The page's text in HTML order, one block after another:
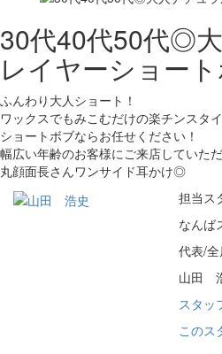
30代40代50代◎
レイヤーショー
ふんわり大人ショート！
ワックスでもみこむだけの楽チンスタ
ショートボブならお任せください！
幅広い年齢のお客様にご来店していた
丸顔面長さんワンサイド耳かけ◎
担当ス
なんば
代表/
山田
スタッ
このス